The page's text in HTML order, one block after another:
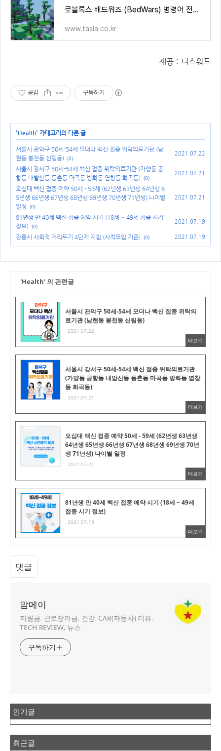
로블록스 배드워즈 (BedWars) 명령어 전체 모음
www.tasla.co.kr
제공 : 티스워드
공감 구독하기
'Health' 카테고리의 다른 글
서울시 관악구 50세-54세 모더나 백신 접종 위탁의료기관 (남
현동 봉천동 신림동) (0)
2021.07.22
서울시 강서구 50세-54세 백신 접종 위탁의료기관 (가양동 공
항동 내발산동 등촌동 마곡동 방화동 염창동 화곡동) (0)
2021.07.21
오십대 백신 접종 예약 50세 - 59세 (62년생 63년생 64년생 6
5년생 66년생 67년생 68년생 69년생 70년생 71년생) 나이별
일정
(0)
2021.07.21
81년생 만 40세 백신 접종 예약 시기 (18세 ~ 49세 접종 시기
정보) (0)
2021.07.19
강릉시 사회적 거리두기 4단계 지침 (사적모임 기준) (0) 2021.07.19
'Health' 의 관련글
서울시 관악구 50세-54세 모더나 백신 접종 위탁의
료기관 (남현동 봉천동 신림동)
2021.07.22
더보기
서울시 강서구 50세-54세 백신 접종 위탁의료기관
(가양동 공항동 내발산동 등촌동 마곡동 방화동 염창
동 화곡동)
2021.07.21
더보기
오십대 백신 접종 예약 50세 - 59세 (62년생 63년생
64년생 65년생 66년생 67년생 68년생 69년생 70년
생 71년생) 나이별 일정
2021.07.21
더보기
81년생 만 40세 백신 접종 예약 시기 (18세 ~ 49세
접종 시기 정보)
2021.07.19
더보기
댓글
맘메이
지원금, 근로장려금, 건강, CAR(자동차) 리뷰,
TECH REVIEW, 뉴스
구독하기
인기글
최근글